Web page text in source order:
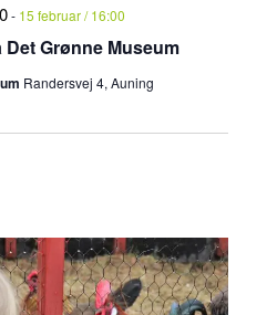
Grønne Museum
- 15 februar / 16:00
Randersvej 4, Auning